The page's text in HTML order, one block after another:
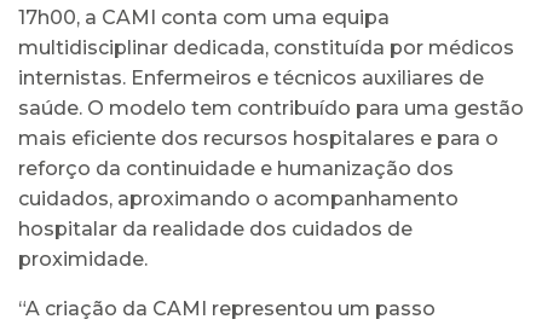
17h00, a CAMI conta com uma equipa
multidisciplinar dedicada, constituída por médicos
internistas. Enfermeiros e técnicos auxiliares de
saúde. O modelo tem contribuído para uma gestão
mais eficiente dos recursos hospitalares e para o
reforço da continuidade e humanização dos
cuidados, aproximando o acompanhamento
hospitalar da realidade dos cuidados de
proximidade.
“A criação da CAMI representou um passo